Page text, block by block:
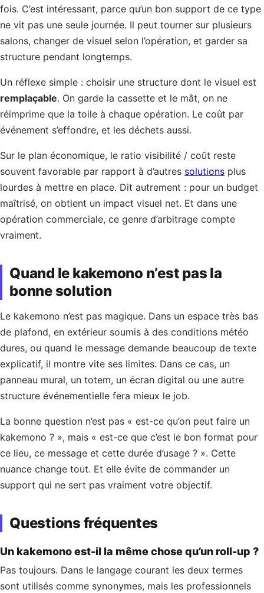
fois. C’est intéressant, parce qu’un bon support de ce type
ne vit pas une seule journée. Il peut tourner sur plusieurs
salons, changer de visuel selon l’opération, et garder sa
structure pendant longtemps.
Un réflexe simple : choisir une structure dont le visuel est
remplaçable. On garde la cassette et le mât, on ne
réimprime que la toile à chaque opération. Le coût par
événement s’effondre, et les déchets aussi.
Sur le plan économique, le ratio visibilité / coût reste
souvent favorable par rapport à d’autres solutions plus
lourdes à mettre en place. Dit autrement : pour un budget
maîtrisé, on obtient un impact visuel net. Et dans une
opération commerciale, ce genre d’arbitrage compte
vraiment.
Quand le kakemono n’est pas la
bonne solution
Le kakemono n’est pas magique. Dans un espace très bas
de plafond, en extérieur soumis à des conditions météo
dures, ou quand le message demande beaucoup de texte
explicatif, il montre vite ses limites. Dans ce cas, un
panneau mural, un totem, un écran digital ou une autre
structure événementielle fera mieux le job.
La bonne question n’est pas « est-ce qu’on peut faire un
kakemono ? », mais « est-ce que c’est le bon format pour
ce lieu, ce message et cette durée d’usage ? ». Cette
nuance change tout. Et elle évite de commander un
support qui ne sert pas vraiment votre objectif.
Questions fréquentes
Un kakemono est-il la même chose qu’un roll-up ?
Pas toujours. Dans le langage courant les deux termes
sont utilisés comme synonymes, mais les professionnels